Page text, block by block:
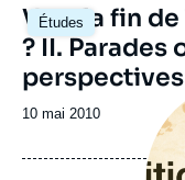
Études
Vers la fin
? II.
Date
publication
10 mai 2010